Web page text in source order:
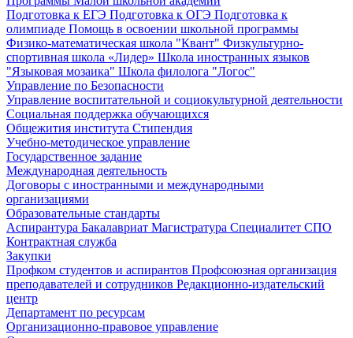
Подготовка к ЕГЭ Подготовка к ОГЭ Подготовка к
олимпиаде Помощь в освоении школьной программы
Физико-математическая школа "Квант" Физкультурно-
спортивная школа «Лидер» Школа иностранных языков
"Языковая мозаика" Школа филолога "Логос"
Управление по Безопасности
Управление воспитательной и социокультурной деятельности
Социальная поддержка обучающихся
Общежития института Стипендия
Учебно-методическое управление
Государственное задание
Международная деятельность
Договоры с иностранными и международными
организациями
Образовательные стандарты
Аспирантура Бакалавриат Магистратура Специалитет СПО
Контрактная служба
Закупки
Профком студентов и аспирантов Профсоюзная организация
преподавателей и сотрудников Редакционно-издательский
центр
Департамент по ресурсам
Организационно-правовое управление